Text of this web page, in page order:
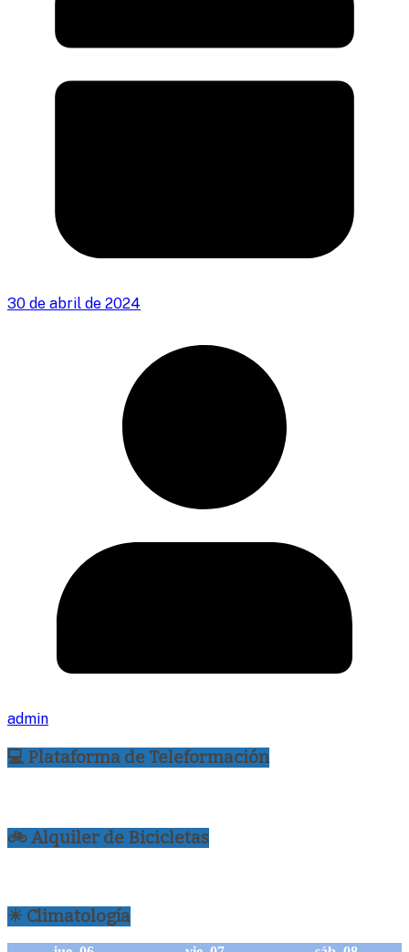
30 de abril de 2024
admin
💻 Plataforma de Teleformación
🚲 Alquiler de Bicicletas
☀ Climatología